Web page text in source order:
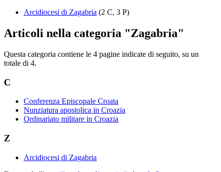
Arcidiocesi di Zagabria (2 C, 3 P)
Articoli nella categoria "Zagabria"
Questa categoria contiene le 4 pagine indicate di seguito, su un
totale di 4.
C
Conferenza Episcopale Croata
Nunziatura apostolica in Croazia
Ordinariato militare in Croazia
Z
Arcidiocesi di Zagabria